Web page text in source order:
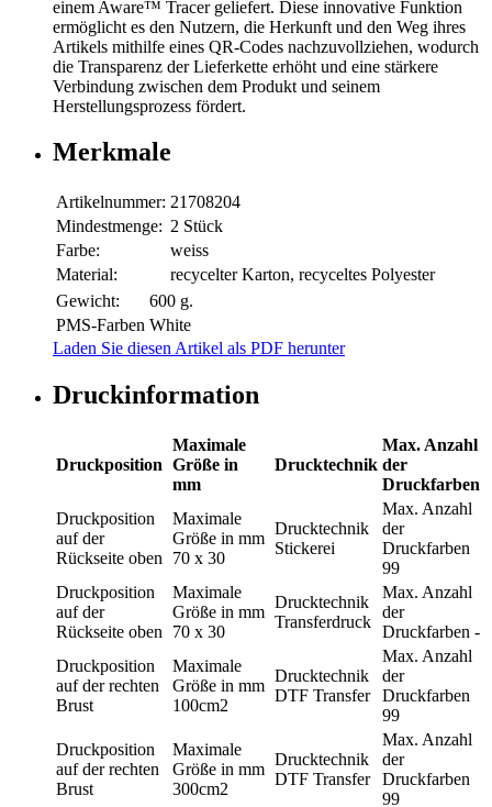
einem Aware™ Tracer geliefert. Diese innovative Funktion
ermöglicht es den Nutzern, die Herkunft und den Weg ihres
Artikels mithilfe eines QR-Codes nachzuvollziehen, wodurch
die Transparenz der Lieferkette erhöht und eine stärkere
Verbindung zwischen dem Produkt und seinem
Herstellungsprozess fördert.
Merkmale
Artikelnummer: 21708204
Mindestmenge: 2 Stück
Farbe:
weiss
Material:
recycelter Karton, recyceltes Polyester
Gewicht:
600 g.
PMS-Farben White
Laden Sie diesen Artikel als PDF herunter
Druckinformation
Druckposition
Maximale
Größe in
mm
Drucktechnik
Max. Anzahl
der
Druckfarben
Druckposition
auf der
Rückseite oben
Maximale
Größe in mm
70 x 30
Drucktechnik
Stickerei
Max. Anzahl
der
Druckfarben
99
Druckposition
auf der
Rückseite oben
Maximale
Größe in mm
70 x 30
Drucktechnik
Transferdruck
Max. Anzahl
der
Druckfarben -
Druckposition
auf der rechten
Brust
Maximale
Größe in mm
100cm2
Drucktechnik
DTF Transfer
Max. Anzahl
der
Druckfarben
99
Druckposition
auf der rechten
Brust
Maximale
Größe in mm
300cm2
Drucktechnik
DTF Transfer
Max. Anzahl
der
Druckfarben
99